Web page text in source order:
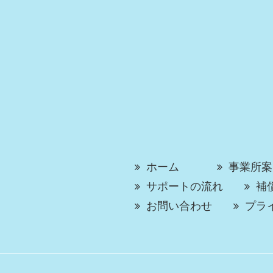
ホーム
事業所
サポートの流れ
補
お問い合わせ
プラ